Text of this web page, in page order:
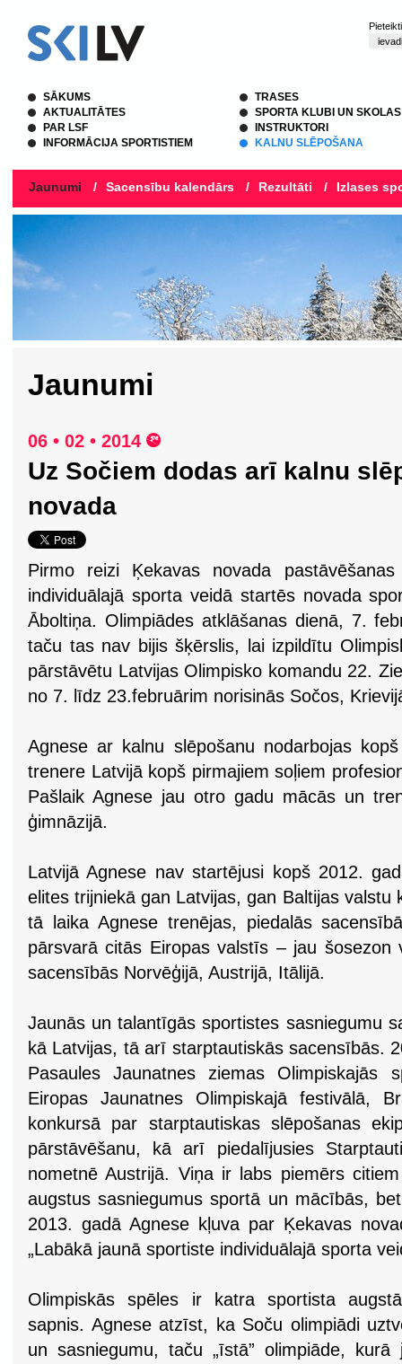
SĀKUMS
AKTUALITĀTES
PAR LSF
INFORMĀCIJA SPORTISTIEM
TRASES
SPORTA KLUBI UN SKOLAS
INSTRUKTORI
KALNU SLĒPOŠANA
Jaunumi / Sacensību kalendārs / Rezultāti / Izlases
Jaunumi
06 • 02 • 2014
Uz Sočiem dodas arī kalnu
novada
Pirmo reizi Ķekavas novada
individuālajā sporta veidā startēs novada
Āboltiņa. Olimpiādes atklāšanas dienā, 7.
taču tas nav bijis šķērslis, lai izpildītu
pārstāvētu Latvijas Olimpisko komandu 22.
no 7. līdz 23.februārim norisinās Sočos,
Agnese ar kalnu slēpošanu nodarbojas
trenere Latvijā kopš pirmajiem soļiem
Pašlaik Agnese jau otro gadu mācās un
ģimnāzijā.
Latvijā Agnese nav startējusi kopš 2012.
elites trijniekā gan Latvijas, gan Baltijas valstu
tā laika Agnese trenējas, piedalās
pārsvarā citās Eiropas valstīs – jau šosezon
sacensībās Norvēģijā, Austrijā, Itālijā.
Jaunās un talantīgās sportistes sasniegumu
kā Latvijas, tā arī starptautiskās sacensībās.
Pasaules Jaunatnes ziemas Olimpiskajās
Eiropas Jaunatnes Olimpiskajā festivālā,
konkursā par starptautiskas slēpošanas
pārstāvēšanu, kā arī piedalījusies
nometnē Austrijā. Viņa ir labs piemērs
augstus sasniegumus sportā un mācībās,
2013. gadā Agnese kļuva par Ķekavas
„Labākā jaunā sportiste individuālajā sporta
Olimpiskās spēles ir katra sportista
sapnis. Agnese atzīst, ka Soču olimpiādi
un sasniegumu, taču „īstā” olimpiāde,